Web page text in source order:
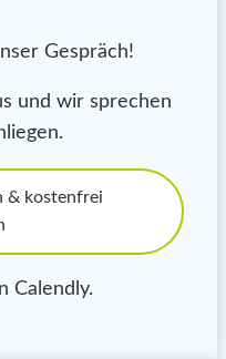
Gespräch!
und wir sprechen
& kostenfrei
Calendly.